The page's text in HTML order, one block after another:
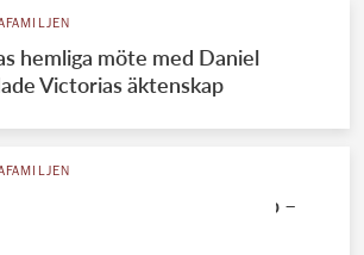
hemliga möte med Daniel
Victorias äktenskap
ekonomiska jätteflopp –